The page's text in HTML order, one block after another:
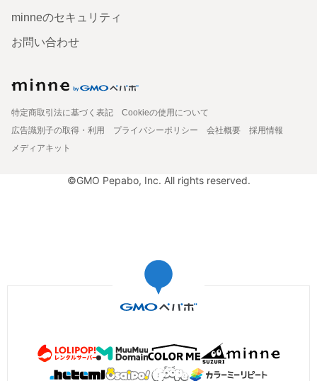
minneのセキュリティ
お問い合わせ
特定商取引法に基づく表記
Cookieの使用について
広告識別子の取得・利用
プライバシーポリシー 会社概要
採用情報
メディアキット
©GMO Pepabo, Inc. All rights reserved.